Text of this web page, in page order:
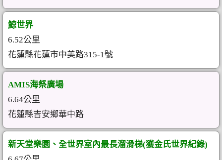
鯨世界
6.52公里
花蓮縣花蓮市中美路315-1號
AMIS海祭廣場
6.64公里
花蓮縣吉安鄉華中路
新天堂樂園、全世界室內最長溜滑梯(獲金氏世界紀錄)